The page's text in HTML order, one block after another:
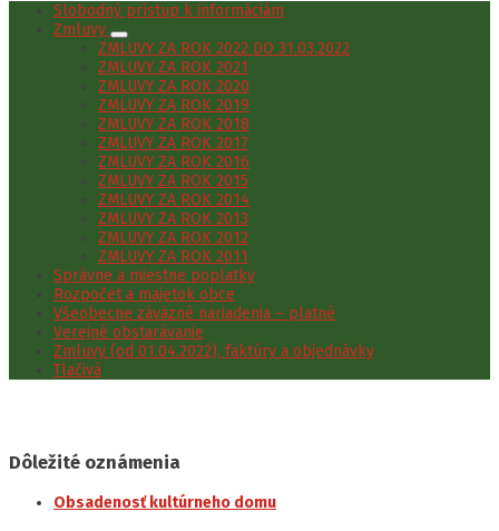
Slobodný prístup k informáciám
Zmluvy
ZMLUVY ZA ROK 2022 DO 31.03.2022
ZMLUVY ZA ROK 2021
ZMLUVY ZA ROK 2020
ZMLUVY ZA ROK 2019
ZMLUVY ZA ROK 2018
ZMLUVY ZA ROK 2017
ZMLUVY ZA ROK 2016
ZMLUVY ZA ROK 2015
ZMLUVY ZA ROK 2014
ZMLUVY ZA ROK 2013
ZMLUVY ZA ROK 2012
ZMLUVY ZA ROK 2011
Správne a miestne poplatky
Rozpočet a majetok obce
Všeobecne záväzné nariadenia – platné
Verejné obstarávanie
Zmluvy (od 01.04.2022), faktúry a objednávky
Tlačivá
Dôležité oznámenia
Obsadenosť kultúrneho domu